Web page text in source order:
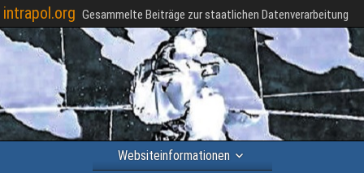
intrapol.org Gesammelte Beiträge zur staatlichen Datenverarbeitung
Websiteinformationen